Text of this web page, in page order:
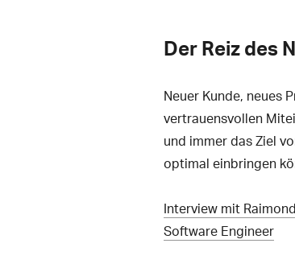
Der Reiz des
Neuer Kunde, neues
vertrauensvollen
und immer das Ziel
optimal einbringen
Interview mit
Software Engineer